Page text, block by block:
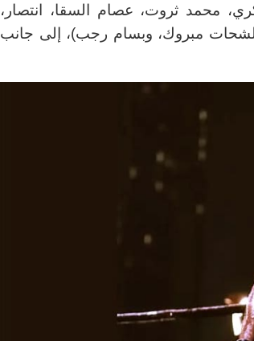
محمد ثروت، عصام السقا، انتصار،
مبروك، وبسام رجب)، إلى جانب